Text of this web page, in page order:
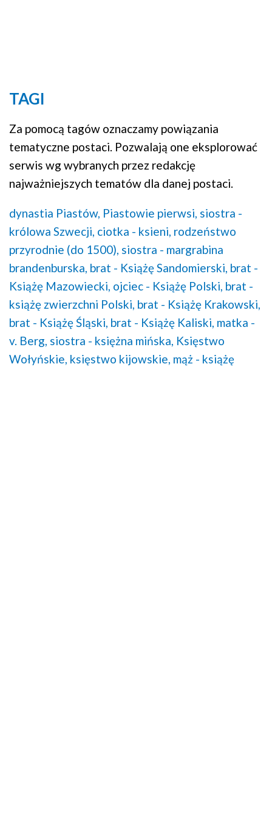
TAGI
Za pomocą tagów oznaczamy powiązania
tematyczne postaci. Pozwalają one eksplorować
serwis wg wybranych przez redakcję
najważniejszych tematów dla danej postaci.
dynastia Piastów, Piastowie pierwsi, siostra -
królowa Szwecji, ciotka - ksieni, rodzeństwo
przyrodnie (do 1500), siostra - margrabina
brandenburska, brat - Książę Sandomierski, brat -
Książę Mazowiecki, ojciec - Książę Polski, brat -
książę zwierzchni Polski, brat - Książę Krakowski,
brat - Książę Śląski, brat - Książę Kaliski, matka -
v. Berg, siostra - księżna mińska, Księstwo
Wołyńskie, księstwo kijowskie, mąż - książę